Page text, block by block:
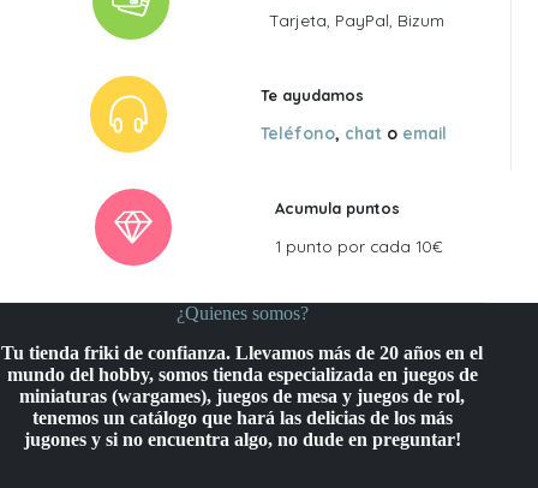
Tarjeta, PayPal, Bizum
Te ayudamos
Teléfono, chat o email
Acumula puntos
1 punto por cada 10€
¿Quienes somos?
Tu tienda friki de confianza. Llevamos más de 20 años en el
mundo del hobby, somos tienda especializada en juegos de
miniaturas (wargames), juegos de mesa y juegos de rol,
tenemos un catálogo que hará las delicias de los más
jugones y si no encuentra algo, no dude en preguntar!